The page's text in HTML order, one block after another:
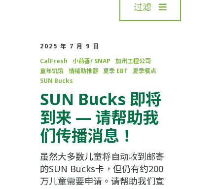
过滤
2025 年 7 月 9 日
CalFresh
小茴香/ SNAP
加州工程公司
童年饥饿
情绪助推器 夏季 EBT
夏季餐点
SUN Bucks
SUN Bucks 即将
到来 — 请帮助我
们传播消息！
虽然大多数儿童将自动收到邮寄
的SUN Bucks卡，但仍有约200
万儿童需要申请。请帮助我们宣